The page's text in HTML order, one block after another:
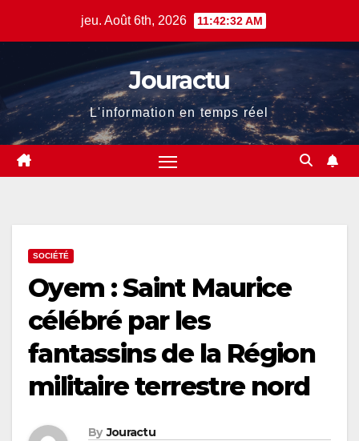
jeu. Août 6th, 2026 11:42:33 AM
Jouractu
L'information en temps réel
SOCIÉTÉ
Oyem : Saint Maurice
célébré par les
fantassins de la Région
militaire terrestre nord
By Jouractu